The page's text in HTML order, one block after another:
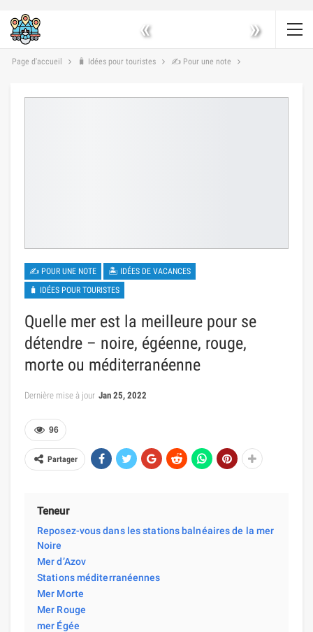
« »
Page d'accueil 🧳 Idées pour touristes ✍ Pour une note
✍ POUR UNE NOTE
🏝 IDÉES DE VACANCES
🧳 IDÉES POUR TOURISTES
Quelle mer est la meilleure pour se
détendre – noire, égéenne, rouge,
morte ou méditerranéenne
Dernière mise à jour Jan 25, 2022
96
Partager
Teneur
Reposez-vous dans les stations balnéaires de la mer
Noire
Mer d’Azov
Stations méditerranéennes
Mer Morte
Mer Rouge
mer Égée